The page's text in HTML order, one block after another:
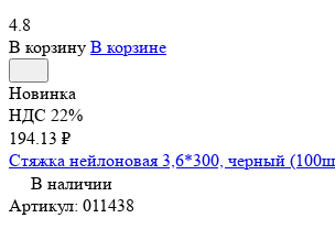
4.8
В корзину В корзине
Новинка
НДС 22%
194.13 ₽
Стяжка нейлоновая 3,6*300, черный
В наличии
Артикул: 011438